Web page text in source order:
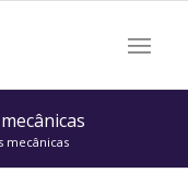
mecânicas